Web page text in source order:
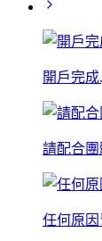
開戶完成
請配合團
任何原